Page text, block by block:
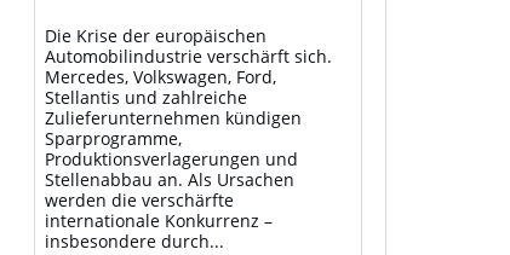
Die Krise der europäischen
Automobilindustrie verschärft sich.
Mercedes, Volkswagen, Ford,
Stellantis und zahlreiche
Zulieferunternehmen kündigen
Sparprogramme,
Produktionsverlagerungen und
Stellenabbau an. Als Ursachen
werden die verschärfte
internationale Konkurrenz –
insbesondere durch...